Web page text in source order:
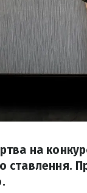
на
ставлення.